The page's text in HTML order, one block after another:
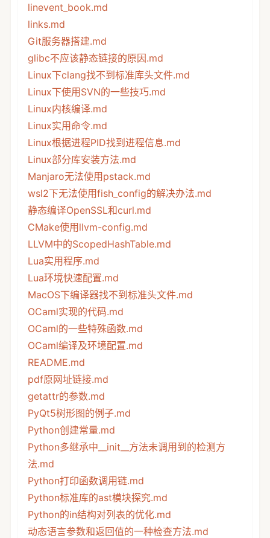
linevent_book.md
links.md
Git服务器搭建.md
glibc不应该静态链接的原因.md
Linux下clang找不到标准库头文件.md
Linux下使用SVN的一些技巧.md
Linux内核编译.md
Linux实用命令.md
Linux根据进程PID找到进程信息.md
Linux部分库安装方法.md
Manjaro无法使用pstack.md
wsl2下无法使用fish_config的解决办法.md
静态编译OpenSSL和curl.md
CMake使用llvm-config.md
LLVM中的ScopedHashTable.md
Lua实用程序.md
Lua环境快速配置.md
MacOS下编译器找不到标准头文件.md
OCaml实现的代码.md
OCaml的一些特殊函数.md
OCaml编译及环境配置.md
README.md
pdf原网址链接.md
getattr的参数.md
PyQt5树形图的例子.md
Python创建常量.md
Python多继承中__init__方法未调用到的检测方
法.md
Python打印函数调用链.md
Python标准库的ast模块探究.md
Python的in结构对列表的优化.md
动态语言参数和返回值的一种检查方法.md